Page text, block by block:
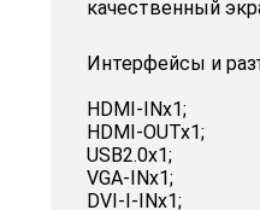
качественный
Интерфейсы и
HDMI-INx1;
HDMI-OUTx1;
USB2.0x1;
VGA-INx1;
DVI-I-INx1;